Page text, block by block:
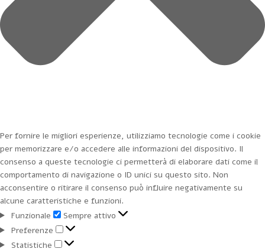
Per fornire le migliori esperienze, utilizziamo tecnologie come i cookie
per memorizzare e/o accedere alle informazioni del dispositivo. Il
consenso a queste tecnologie ci permetterà di elaborare dati come il
comportamento di navigazione o ID unici su questo sito. Non
acconsentire o ritirare il consenso può influire negativamente su
alcune caratteristiche e funzioni.
Funzionale
Funzionale
Sempre attivo
Preferenze
Preferenze
Statistiche
Statistiche